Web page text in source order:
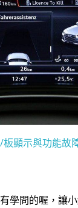
顯示與功能故
學問的喔，讓